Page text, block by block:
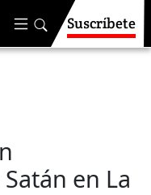
Suscríbete
en La